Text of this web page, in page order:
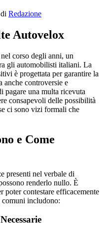
di Redazione
Autovelox
corso degli anni, un
gli automobilisti italiani. La
è progettata per garantire la
anche controversie e
pagare una multa ricevuta
consapevoli delle possibilità
ci sono vizi formali che
e Come
presenti nel verbale di
renderlo nullo. È
poter contestare efficacemente
includono: